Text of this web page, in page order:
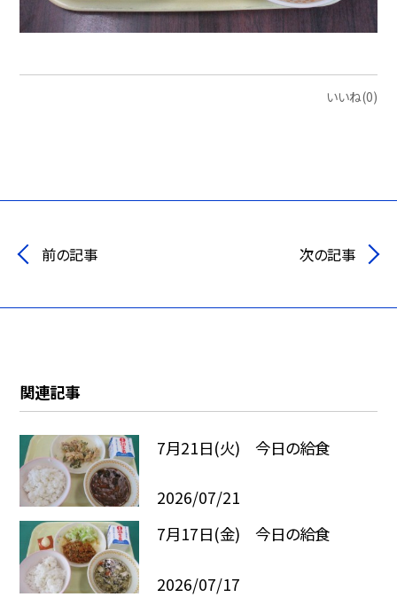
いいね(0)
前の記事 次の記事
関連記事
7月21日(火) 今日の給食
2026/07/21
7月17日(金) 今日の給食
2026/07/17